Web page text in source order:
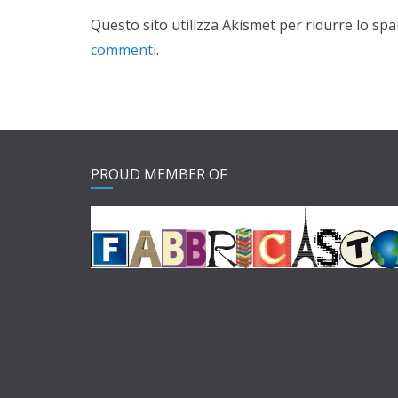
Questo sito utilizza Akismet per ridurre lo
commenti.
PROUD MEMBER OF